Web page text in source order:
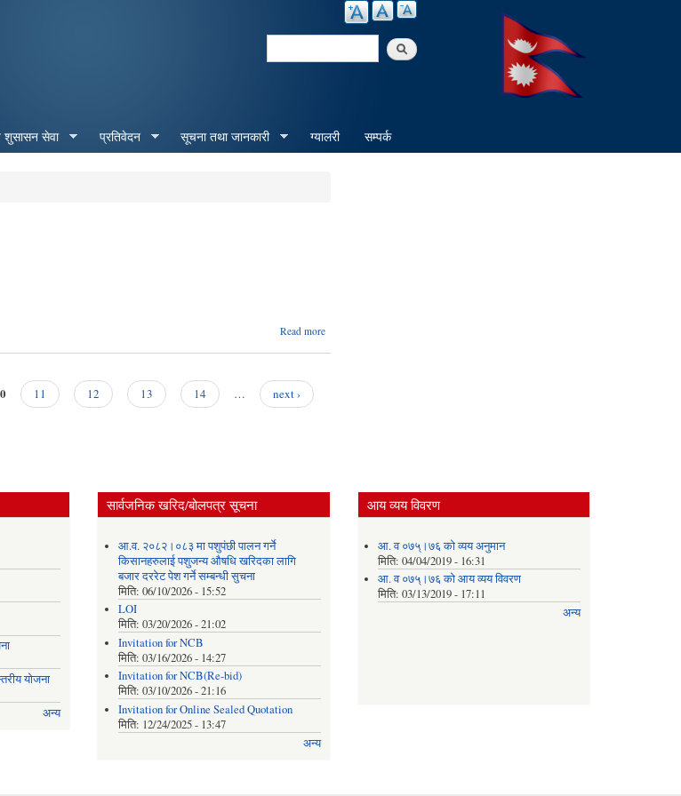
Search
शुसासन सेवा प्रतिवेदन सूचना तथा जानकारी ग्यालरी सम्पर्क
Read more
11 12 13 14 …
next ›
योजना
अन्य
सार्वजनिक खरिद/बोलपत्र सूचना
आ.व. २०८२।०८३ मा पशुपंछी पालन गर्ने
किसानहरुलाई पशुजन्य औषधि खरिदका लागि
बजार दररेट पेश गर्ने सम्बन्धी सुचना
मिति: 06/10/2026 - 15:52
LOI
मिति: 03/20/2026 - 21:02
Invitation for NCB
मिति: 03/16/2026 - 14:27
Invitation for NCB(Re-bid)
मिति: 03/10/2026 - 21:16
Invitation for Online Sealed Quotation
मिति: 12/24/2025 - 13:47
अन्य
आय व्यय विवरण
आ. व ०७५्।७६ को व्यय अनुमान
मिति:04/04/2019 - 16:31
आ. व ०७५्।७६ को आय व्यय विवरण
मिति:03/13/2019 - 17:11
अन्य